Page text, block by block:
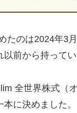
たのは2024年3月
前から持って
全世界株式（
に決めました。